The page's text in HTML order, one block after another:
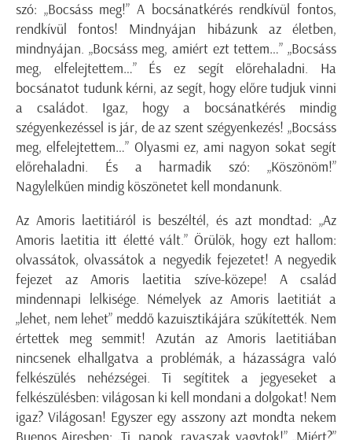
szó: „Bocsáss meg!” A bocsánatkérés rendkívül fontos,
rendkívül fontos! Mindnyájan hibázunk az életben,
mindnyájan. „Bocsáss meg, amiért ezt tettem…” „Bocsáss
meg, elfelejtettem…” És ez segít előrehaladni. Ha
bocsánatot tudunk kérni, az segít, hogy előre tudjuk vinni
a családot. Igaz, hogy a bocsánatkérés mindig
szégyenkezéssel is jár, de az szent szégyenkezés! „Bocsáss
meg, elfelejtettem…” Olyasmi ez, ami nagyon sokat segít
előrehaladni. És a harmadik szó: „Köszönöm!”
Nagylelkűen mindig köszönetet kell mondanunk.
Az Amoris laetitiáról is beszéltél, és azt mondtad: „Az
Amoris laetitia itt életté vált.” Örülök, hogy ezt hallom:
olvassátok, olvassátok a negyedik fejezetet! A negyedik
fejezet az Amoris laetitia szíve-közepe! A család
mindennapi lelkisége. Némelyek az Amoris laetitiát a
„lehet, nem lehet” meddő kazuisztikájára szűkítették. Nem
értettek meg semmit! Azután az Amoris laetitiában
nincsenek elhallgatva a problémák, a házasságra való
felkészülés nehézségei. Ti segítitek a jegyeseket a
felkészülésben: világosan ki kell mondani a dolgokat! Nem
igaz? Világosan! Egyszer egy asszony azt mondta nekem